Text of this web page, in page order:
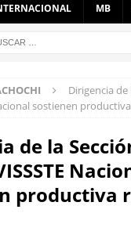
MB
Dirigencia de
sostienen
de la
productiva